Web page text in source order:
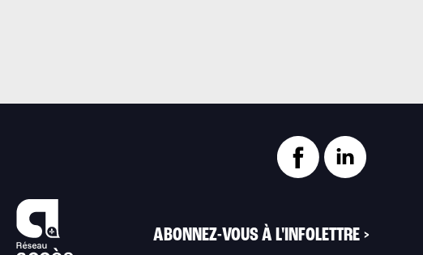
ABONNEZ-VOUS À L'INFOLETTRE >